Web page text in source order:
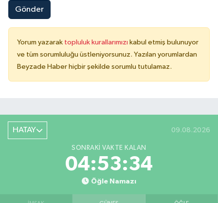
Gönder
Yorum yazarak topluluk kurallarımızı kabul etmiş bulunuyor
ve tüm sorumluluğu üstleniyorsunuz. Yazılan yorumlardan
Beyzade Haber hiçbir şekilde sorumlu tutulamaz.
HATAY 09.08.2026
SONRAKI VAKTE KALAN
04:53:34
Öğle Namazı